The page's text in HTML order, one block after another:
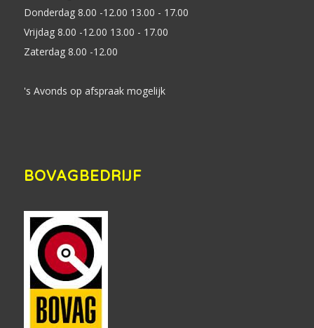
Donderdag 8.00 -12.00 13.00 - 17.00
Vrijdag 8.00 -12.00 13.00 - 17.00
Zaterdag 8.00 -12.00
's Avonds op afspraak mogelijk
BOVAGBEDRIJF